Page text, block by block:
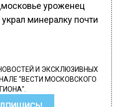
уроженец
минералку почти
И ЭКСКЛЮЗИВНЫХ
"ВЕСТИ МОСКОВСКОГО